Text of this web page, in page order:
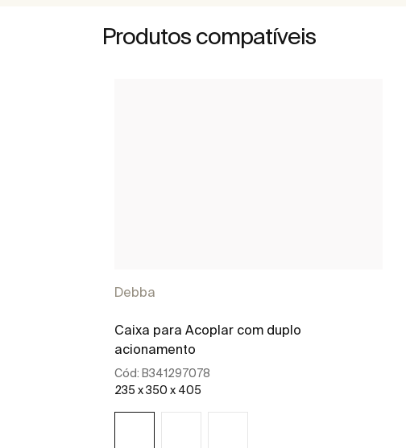
Produtos compatíveis
Debba
Caixa para Acoplar com duplo
acionamento
Cód: B341297078
235 x 350 x 405